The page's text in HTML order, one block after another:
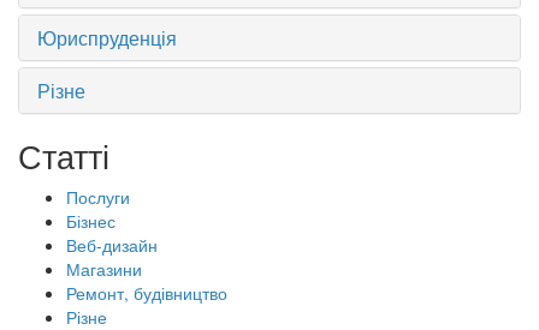
Юриспруденція
Різне
Статті
Послуги
Бізнес
Веб-дизайн
Магазини
Ремонт, будівництво
Різне